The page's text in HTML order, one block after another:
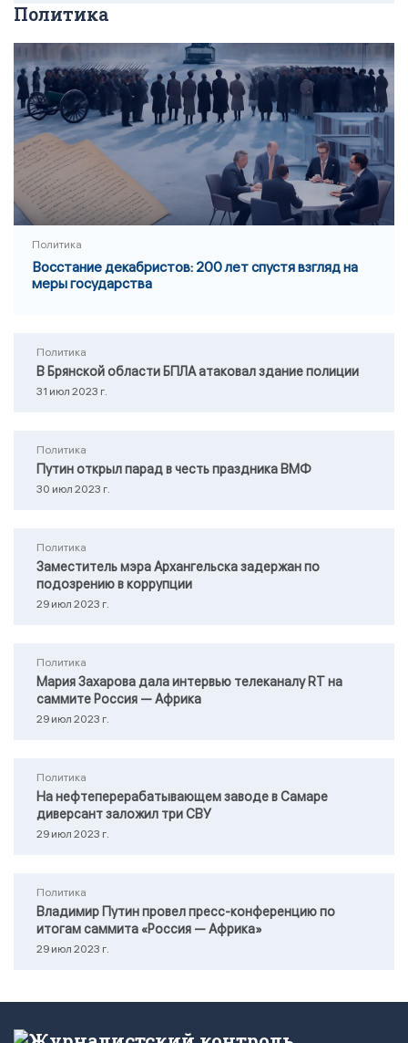
Политика
Политика
Восстание декабристов: 200 лет спустя взгляд на
меры государства
Политика
В Брянской области БПЛА атаковал здание полиции
31 июл 2023 г.
Политика
Путин открыл парад в честь праздника ВМФ
30 июл 2023 г.
Политика
Заместитель мэра Архангельска задержан по
подозрению в коррупции
29 июл 2023 г.
Политика
Мария Захарова дала интервью телеканалу RТ на
саммите Россия — Африка
29 июл 2023 г.
Политика
На нефтеперерабатывающем заводе в Самаре
диверсант заложил три СВУ
29 июл 2023 г.
Политика
Владимир Путин провел пресс-конференцию по
итогам саммита «Россия — Африка»
29 июл 2023 г.